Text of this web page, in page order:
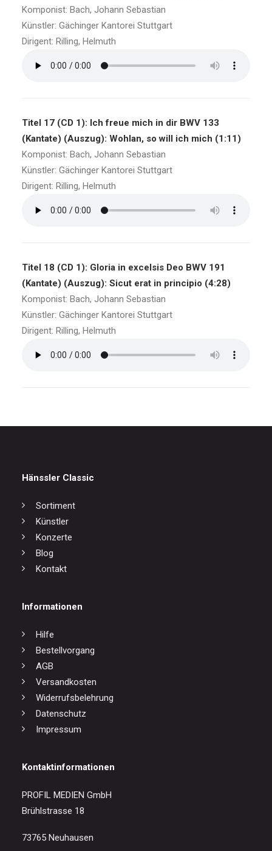
Komponist: Bach, Johann Sebastian
Künstler: Gächinger Kantorei Stuttgart
Dirigent: Rilling, Helmuth
Titel 17 (CD 1): Ich freue mich in dir BWV 133
(Kantate) (Auszug): Wohlan, so will ich mich (1:11)
Komponist: Bach, Johann Sebastian
Künstler: Gächinger Kantorei Stuttgart
Dirigent: Rilling, Helmuth
Titel 18 (CD 1): Gloria in excelsis Deo BWV 191
(Kantate) (Auszug): Sicut erat in principio (4:28)
Komponist: Bach, Johann Sebastian
Künstler: Gächinger Kantorei Stuttgart
Dirigent: Rilling, Helmuth
Hänssler Classic
Sortiment
Künstler
Konzerte
Blog
Kontakt
Informationen
Hilfe
Bestellvorgang
AGB
Versandkosten
Widerrufsbelehrung
Datenschutz
Impressum
Kontaktinformationen
PROFIL MEDIEN GmbH
Brühlstrasse 18
73765 Neuhausen